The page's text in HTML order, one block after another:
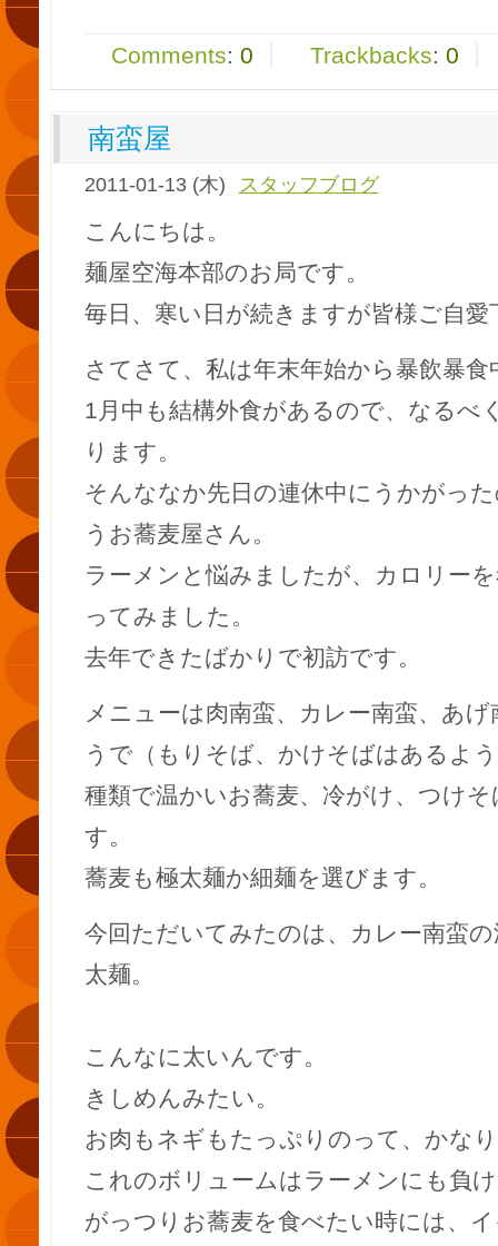
Comments: 0 Trackbacks: 0
南蛮屋
2011-01-13 (木) スタッフブログ
こんにちは。
麺屋空海本部のお局です。
毎日、寒い日が続きますが皆様ご自愛
さてさて、私は年末年始から暴飲暴
1月中も結構外食があるので、なるべ
ります。
そんななか先日の連休中にうかがっ
うお蕎麦屋さん。
ラーメンと悩みましたが、カロリー
ってみました。
去年できたばかりで初訪です。
メニューは肉南蛮、カレー南蛮、あ
うで（もりそば、かけそばはあるよ
種類で温かいお蕎麦、冷がけ、つけ
す。
蕎麦も極太麺か細麺を選びます。
今回ただいてみたのは、カレー南蛮
太麺。
こんなに太いんです。
きしめんみたい。
お肉もネギもたっぷりのって、かな
これのボリュームはラーメンにも負
がっつりお蕎麦を食べたい時には、